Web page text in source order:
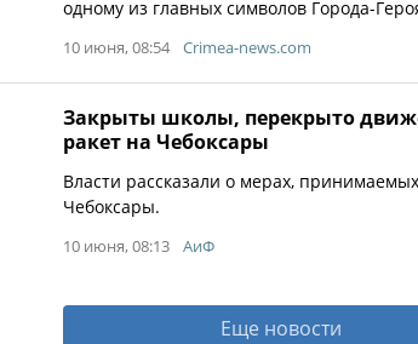
одному из главных символов Города-
10 июня, 08:54 Crimea-news.com
Закрыты школы, перекрыто
ракет на Чебоксары
Власти рассказали о мерах,
Чебоксары.
10 июня, 08:13 АиФ
Еще новости